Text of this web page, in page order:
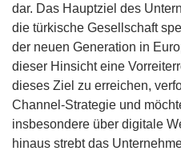
dar. Das Hauptziel des
die türkische Gesellschaft
der neuen Generation in
dieser Hinsicht eine
dieses Ziel zu erreichen,
Channel-Strategie und
insbesondere über digitale
hinaus strebt das